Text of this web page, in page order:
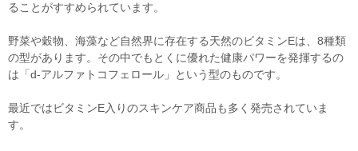
ることがすすめられています。
野菜や穀物、海藻など自然界に存在する天然のビタミンEは、8種類
の型があります。その中でもとくに優れた健康パワーを発揮するの
は「d-アルファトコフェロール」という型のものです。
最近ではビタミンE入りのスキンケア商品も多く発売されていま
す。